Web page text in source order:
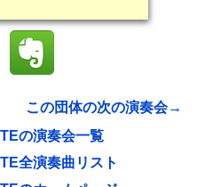
この団体の次の演奏会→
の演奏会一覧
全演奏曲リスト